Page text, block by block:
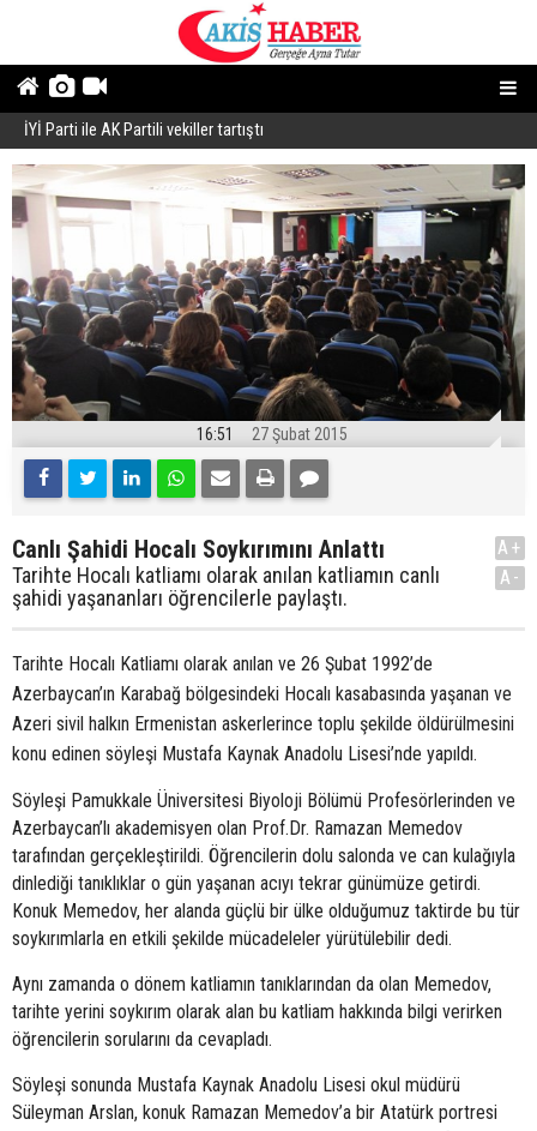
İYİ Parti ile AK Partili vekiller tartıştı
16:51 27 Şubat 2015
Canlı Şahidi Hocalı Soykırımını Anlattı
Tarihte Hocalı katliamı olarak anılan katliamın canlı
şahidi yaşananları öğrencilerle paylaştı.
A+
A-
Tarihte Hocalı Katliamı olarak anılan ve 26 Şubat 1992’de
Azerbaycan’ın Karabağ bölgesindeki Hocalı kasabasında yaşanan ve
Azeri sivil halkın Ermenistan askerlerince toplu şekilde öldürülmesini
konu edinen söyleşi Mustafa Kaynak Anadolu Lisesi’nde yapıldı.
Söyleşi Pamukkale Üniversitesi Biyoloji Bölümü Profesörlerinden ve
Azerbaycan’lı akademisyen olan Prof.Dr. Ramazan Memedov
tarafından gerçekleştirildi. Öğrencilerin dolu salonda ve can kulağıyla
dinlediği tanıklıklar o gün yaşanan acıyı tekrar günümüze getirdi.
Konuk Memedov, her alanda güçlü bir ülke olduğumuz taktirde bu tür
soykırımlarla en etkili şekilde mücadeleler yürütülebilir dedi.
Aynı zamanda o dönem katliamın tanıklarından da olan Memedov,
tarihte yerini soykırım olarak alan bu katliam hakkında bilgi verirken
öğrencilerin sorularını da cevapladı.
Söyleşi sonunda Mustafa Kaynak Anadolu Lisesi okul müdürü
Süleyman Arslan, konuk Ramazan Memedov’a bir Atatürk portresi